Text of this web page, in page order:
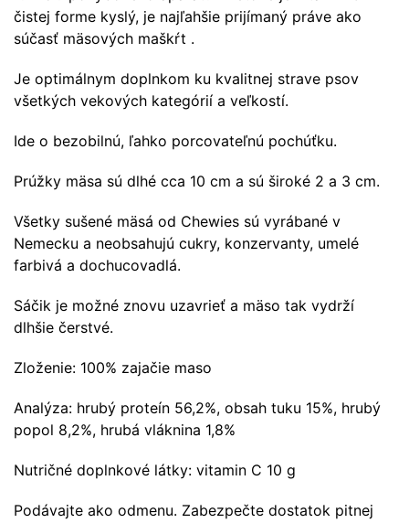
čistej forme kyslý, je najľahšie prijímaný práve ako
súčasť mäsových maškŕt .
Je optimálnym doplnkom ku kvalitnej strave psov
všetkých vekových kategórií a veľkostí.
Ide o bezobilnú, ľahko porcovateľnú pochúťku.
Prúžky mäsa sú dlhé cca 10 cm a sú široké 2 a 3 cm.
Všetky sušené mäsá od Chewies sú vyrábané v
Nemecku a neobsahujú cukry, konzervanty, umelé
farbivá a dochucovadlá.
Sáčik je možné znovu uzavrieť a mäso tak vydrží
dlhšie čerstvé.
Zloženie: 100% zajačie maso
Analýza: hrubý proteín 56,2%, obsah tuku 15%, hrubý
popol 8,2%, hrubá vláknina 1,8%
Nutričné doplnkové látky: vitamin C 10 g
Podávajte ako odmenu. Zabezpečte dostatok pitnej